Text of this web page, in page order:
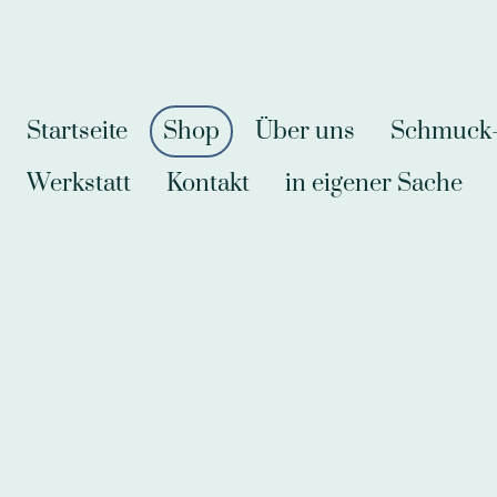
Startseite Shop Über uns
Werkstatt
Kontakt in eigener Sache